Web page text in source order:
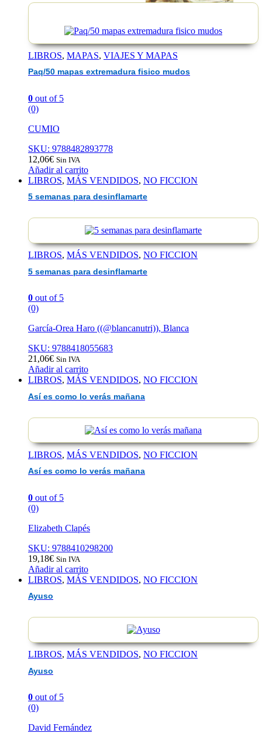
LIBROS, MAPAS, VIAJES Y MAPAS
Paq/50 mapas extremadura fisico mudos
0 out of 5
(0)
CUMIO
SKU: 9788482893778
12,06€ Sin IVA
Añadir al carrito
LIBROS, MÁS VENDIDOS, NO FICCION
5 semanas para desinflamarte
LIBROS, MÁS VENDIDOS, NO FICCION
5 semanas para desinflamarte
0 out of 5
(0)
García-Orea Haro ((@blancanutri)), Blanca
SKU: 9788418055683
21,06€ Sin IVA
Añadir al carrito
LIBROS, MÁS VENDIDOS, NO FICCION
Así es como lo verás mañana
LIBROS, MÁS VENDIDOS, NO FICCION
Así es como lo verás mañana
0 out of 5
(0)
Elizabeth Clapés
SKU: 9788410298200
19,18€ Sin IVA
Añadir al carrito
LIBROS, MÁS VENDIDOS, NO FICCION
Ayuso
LIBROS, MÁS VENDIDOS, NO FICCION
Ayuso
0 out of 5
(0)
David Fernández